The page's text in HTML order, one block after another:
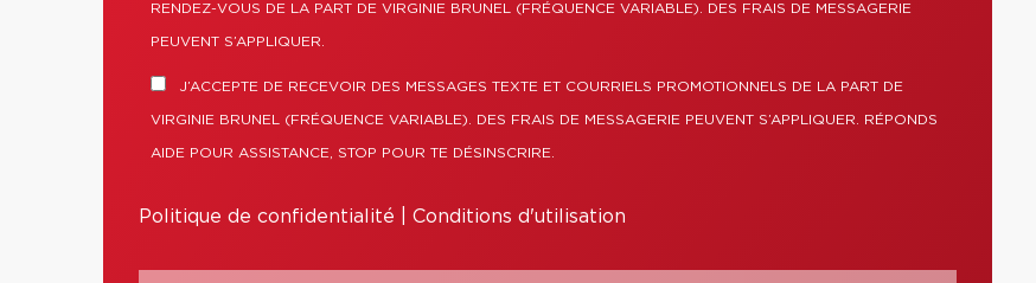
RENDEZ-VOUS DE LA PART DE VIRGINIE BRUNEL (FRÉQUENCE VARIABLE). DES FRAIS DE MESSAGERIE
PEUVENT S’APPLIQUER.
J’ACCEPTE DE RECEVOIR DES MESSAGES TEXTE ET COURRIELS PROMOTIONNELS DE LA PART DE
VIRGINIE BRUNEL (FRÉQUENCE VARIABLE). DES FRAIS DE MESSAGERIE PEUVENT S’APPLIQUER. RÉPONDS
AIDE POUR ASSISTANCE, STOP POUR TE DÉSINSCRIRE.
Politique de confidentialité Conditions d'utilisation